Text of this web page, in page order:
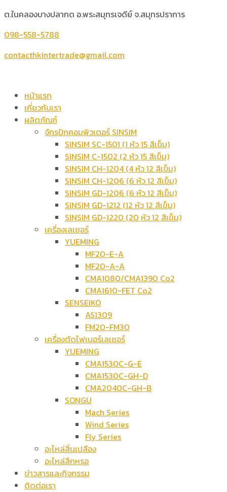
ต.ในคลองบางปลากด อ.พระสมุทรเจดีย์ จ.สมุทรปราการ
098-558-5788
contacthkintertrade@gmail.com
หน้าแรก
เกี่ยวกับเรา
ผลิตภัณฑ์
จักรปักคอมพิวเตอร์ SINSIM
SINSIM SC-1501 (1 หัว 15 สีเข็ม)
SINSIM C-1502 (2 หัว 15 สีเข็ม)
SINSIM CH-1204 (4 หัว 12 สีเข็ม)
SINSIM CH-1206 (6 หัว 12 สีเข็ม)
SINSIM GD-1206 (6 หัว 12 สีเข็ม)
SINSIM GD-1212 (12 หัว 12 สีเข็ม)
SINSIM GD-1220 (20 หัว 12 สีเข็ม)
เครื่องเลเซอร์
YUEMING
MF20-E-A
MF20-A-A
CMA1080/CMA1390 Co2
CMA1610-FET Co2
SENSEIKO
AS1309
FM20-FM30
เครื่องตัดไฟเบอร์เลเซอร์
YUEMING
CMA1530C-G-E
CMA1530C-GH-D
CMA2040C-GH-B
SONGU
Mach Series
Wind Series
Fly Series
อะไหล่สิ้นเปลือง
อะไหล่สึกหรอ
ข่าวสารและกิจกรรม
ติดต่อเรา